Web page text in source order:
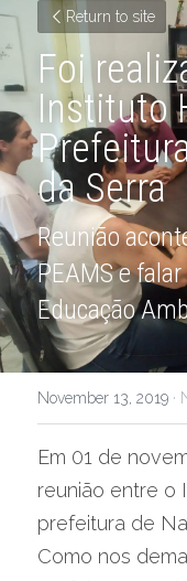
Return to site
Foi
Instituto
da Serra
Reunião
PEAMS e
Educação
November 13, 2019 ·
Em 01 de
reunião entre o
prefeitura de
Como nos